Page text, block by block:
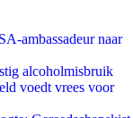
ambassadeur naar
alcoholmisbruik
voedt vrees voor